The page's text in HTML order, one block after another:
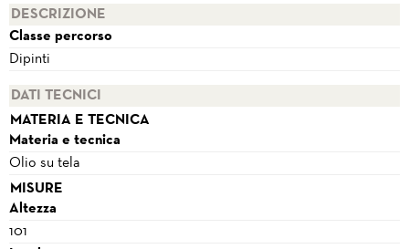
DESCRIZIONE
Classe percorso
Dipinti
DATI TECNICI
MATERIA E TECNICA
Materia e tecnica
Olio su tela
MISURE
Altezza
101